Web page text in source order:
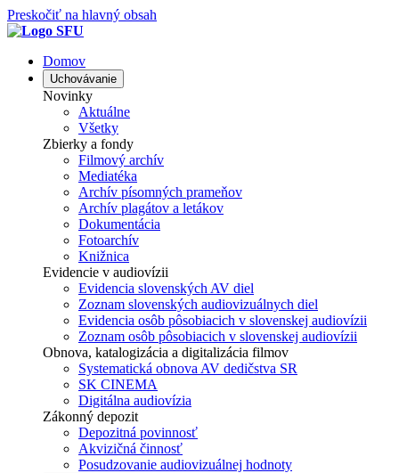
Preskočiť na hlavný obsah
Domov
Uchovávanie
Novinky
Aktuálne
Všetky
Zbierky a fondy
Filmový archív
Mediatéka
Archív písomných prameňov
Archív plagátov a letákov
Dokumentácia
Fotoarchív
Knižnica
Evidencie v audiovízii
Evidencia slovenských AV diel
Zoznam slovenských audiovizuálnych diel
Evidencia osôb pôsobiacich v slovenskej audiovízii
Zoznam osôb pôsobiacich v slovenskej audiovízii
Obnova, katalogizácia a digitalizácia filmov
Systematická obnova AV dedičstva SR
SK CINEMA
Digitálna audiovízia
Zákonný depozit
Depozitná povinnosť
Akvizičná činnosť
Posudzovanie audiovizuálnej hodnoty